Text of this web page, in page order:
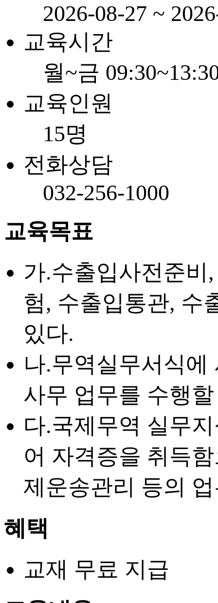
2026-08-27 ~
교육시간
월~금
교육인원
15명
전화상담
032-256-1000
교육목표
가.수출입사전준비
험, 수출입통관, 수
있다.
나.무역실무서식
사무 업무를 수행
다.국제무역 실무
어 자격증을 취득
제운송관리 등의
혜택
교재 무료 지급